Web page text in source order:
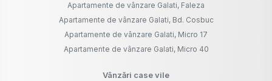
Apartamente de vânzare Galati, Faleza
Apartamente de vânzare Galati, Bd. Cosbuc
Apartamente de vânzare Galati, Micro 17
Apartamente de vânzare Galati, Micro 40
Vânzări case vile